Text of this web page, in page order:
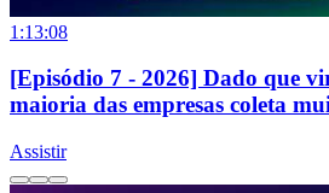
1:13:08
[Episódio 7 - 2026] Dado que
maioria das empresas coleta
Assistir